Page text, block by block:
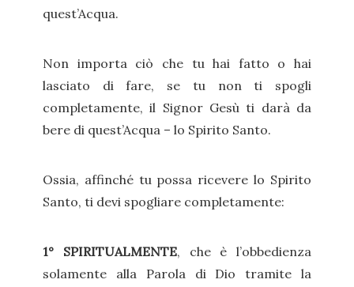
quest’Acqua.
Non importa ciò che tu hai fatto o hai
lasciato di fare, se tu non ti spogli
completamente, il Signor Gesù ti darà da
bere di quest’Acqua – lo Spirito Santo.
Ossia, affinché tu possa ricevere lo Spirito
Santo, ti devi spogliare completamente:
1° SPIRITUALMENTE, che è l’obbedienza
solamente alla Parola di Dio tramite la